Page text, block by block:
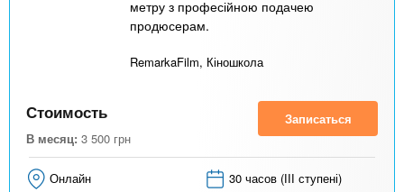
метру з професійною подачею
продюсерам.
RemarkaFilm, Кіношкола
Стоимость
В месяц: 3 500 грн
Записаться
Онлайн 30 часов (ІІІ ступені)